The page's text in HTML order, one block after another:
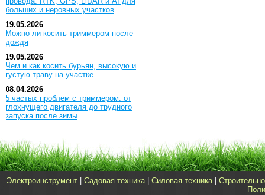
больших и неровных участков
19.05.2026
Можно ли косить триммером после
дождя
19.05.2026
Чем и как косить бурьян, высокую и
густую траву на участке
08.04.2026
5 частых проблем с триммером: от
глохнущего двигателя до трудного
запуска после зимы
Электроинструмент| Садовая техника| Силовая техника|